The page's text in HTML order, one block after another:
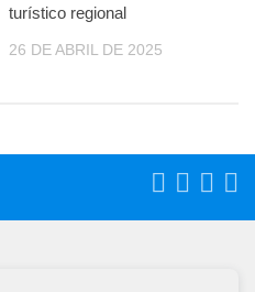
turístico regional
26 DE ABRIL DE 2025